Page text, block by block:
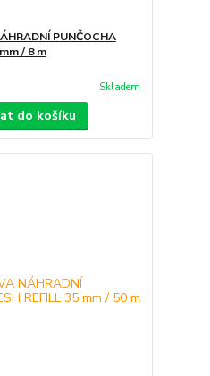
PUNČOCHA
/ 8 m
Skladem
do košíku